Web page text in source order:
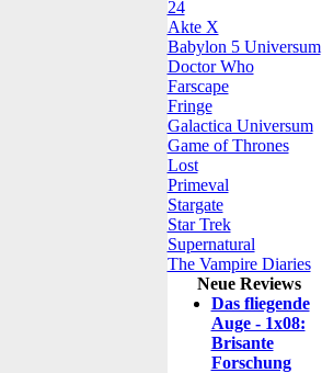
24
Akte X
Babylon 5 Universum
Doctor Who
Farscape
Fringe
Galactica Universum
Game of Thrones
Lost
Primeval
Stargate
Star Trek
Supernatural
The Vampire Diaries
Neue Reviews
Das fliegende
Auge - 1x08:
Brisante
Forschung